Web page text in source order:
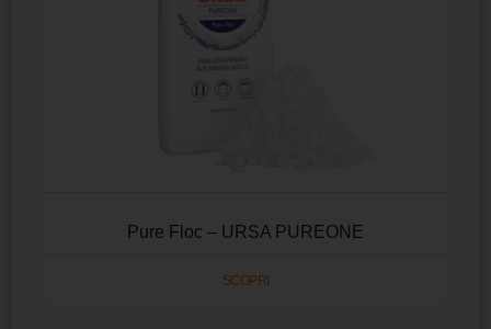
Pure Floc – URSA PUREONE
SCOPRI